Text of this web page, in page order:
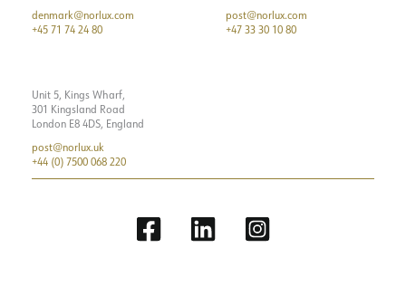
denmark@norlux.com
+45 71 74 24 80
post@norlux.com
+47 33 30 10 80
Unit 5, Kings Wharf,
301 Kingsland Road
London E8 4DS, England
post@norlux.uk
+44 (0) 7500 068 220